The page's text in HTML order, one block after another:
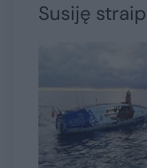
Susiję